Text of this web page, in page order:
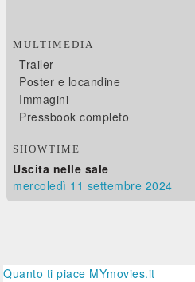
MULTIMEDIA
Trailer
Poster e locandine
Immagini
Pressbook completo
SHOWTIME
Uscita nelle sale
mercoledì 11 settembre 2024
Quanto ti piace MYmovies.it